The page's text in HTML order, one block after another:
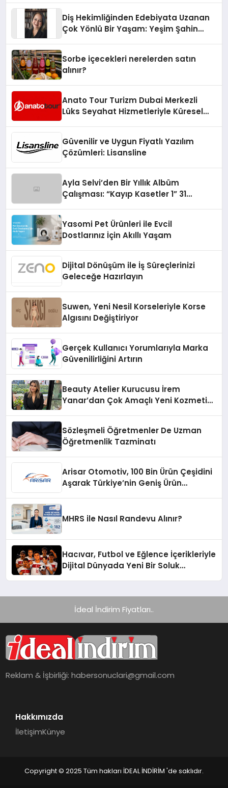
Diş Hekimliğinden Edebiyata Uzanan
Çok Yönlü Bir Yaşam: Yeşim Şahin
Sorbe içecekleri nerelerden satın
alınır?
Anato Tour Turizm Dubai Merkezli
Lüks Seyahat Hizmetleriyle Küresel
Güvenilir ve Uygun Fiyatlı Yazılım
Çözümleri: Lisansline
Ayla Selvi’den Bir Yıllık Albüm
Çalışması: “Kayıp Kasetler 1” 31
Yasomi Pet Ürünleri ile Evcil
Dostlarınız İçin Akıllı Yaşam
Dijital Dönüşüm ile İş Süreçlerinizi
Geleceğe Hazırlayın
Suwen, Yeni Nesil Korseleriyle Korse
Algısını Değiştiriyor
Gerçek Kullanıcı Yorumlarıyla Marka
Güvenilirliğini Artırın
Beauty Atelier Kurucusu İrem
Yanar’dan Çok Amaçlı Yeni Kozmetik
Sözleşmeli Öğretmenler De Uzman
Öğretmenlik Tazminatı
Arisar Otomotiv, 100 Bin Ürün Çeşidini
Aşarak Türkiye’nin Geniş Ürün
MHRS ile Nasıl Randevu Alınır?
Hacıvar, Futbol ve Eğlence İçerikleriyle
Dijital Dünyada Yeni Bir Soluk
İdeal İndirim Fiyatları..
Reklam & İşbirliği:habersonuclari@gmail.com
Hakkımızda
İletişimKünye
Copyright © 2025 Tüm hakları İDEAL İNDİRİM 'de saklıdır.